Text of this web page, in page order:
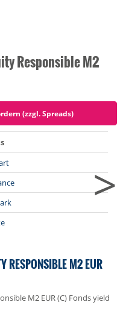
Responsible M2
(zzgl. Spreads)
>
RESPONSIBLE M2 EUR